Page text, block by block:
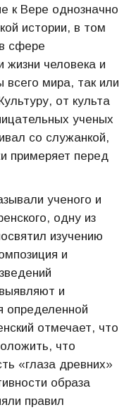
к Вере однозначно
истории, в том
сфере
жизни человека и
мира, так или
от культа
ученых
со служанкой,
примеряет перед
ученого и
одну из
изучению
и
и
определенной
отмечает, что
что
«глаза древних»
образа
правил